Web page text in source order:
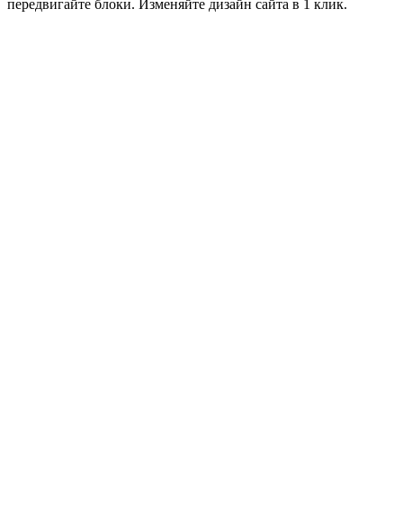
передвигайте блоки. Изменяйте дизайн сайта в 1 клик.